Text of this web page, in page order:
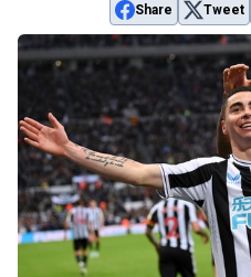
Share Tweet